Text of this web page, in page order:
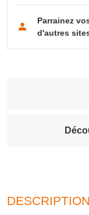
Parrainez
d'autres
DESCRIPTION